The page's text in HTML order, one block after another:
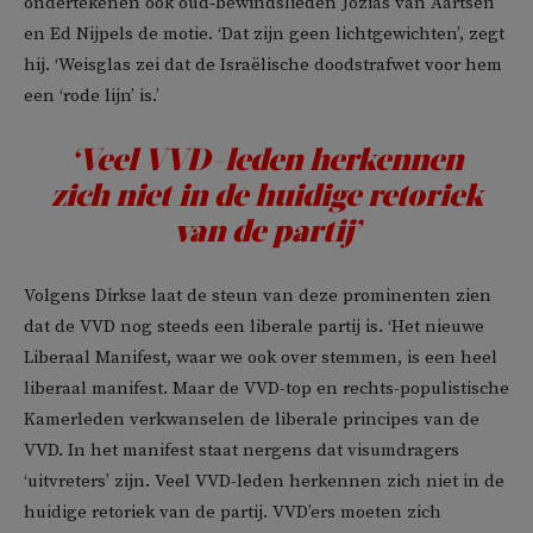
en Ed Nijpels de motie. ‘Dat zijn geen lichtgewichten’, zegt
hij. ‘Weisglas zei dat de Israëlische doodstrafwet voor hem
een ‘rode lijn’ is.’
‘Veel VVD-leden herkennen
zich niet in de huidige retoriek
van de partij’
Volgens Dirkse laat de steun van deze prominenten zien
dat de VVD nog steeds een liberale partij is. ‘Het nieuwe
Liberaal Manifest, waar we ook over stemmen, is een heel
liberaal manifest. Maar de VVD-top en rechts-populistische
Kamerleden verkwanselen de liberale principes van de
VVD. In het manifest staat nergens dat visumdragers
‘uitvreters’ zijn. Veel VVD-leden herkennen zich niet in de
huidige retoriek van de partij. VVD’ers moeten zich